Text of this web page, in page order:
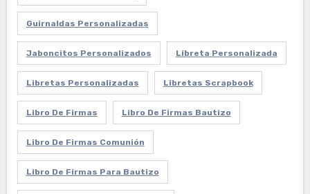
Guirnaldas Personalizadas
Jaboncitos Personalizados Libreta Personalizada
Libretas Personalizadas Libretas Scrapbook
Libro De Firmas Libro De Firmas Bautizo
Libro De Firmas Comunión
Libro De Firmas Para Bautizo